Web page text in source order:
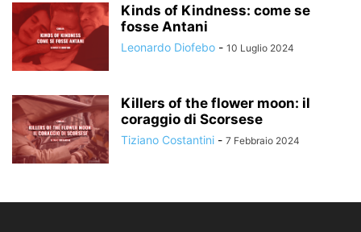
Kinds of Kindness: come se
fosse Antani
Leonardo Diofebo - 10 Luglio 2024
Killers of the flower moon: il
coraggio di Scorsese
Tiziano Costantini - 7 Febbraio 2024